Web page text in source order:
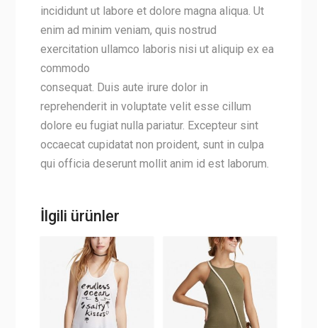
incididunt ut labore et dolore magna aliqua. Ut
enim ad minim veniam, quis nostrud
exercitation ullamco laboris nisi ut aliquip ex ea
commodo
consequat. Duis aute irure dolor in
reprehenderit in voluptate velit esse cillum
dolore eu fugiat nulla pariatur. Excepteur sint
occaecat cupidatat non proident, sunt in culpa
qui officia deserunt mollit anim id est laborum.
İlgili ürünler